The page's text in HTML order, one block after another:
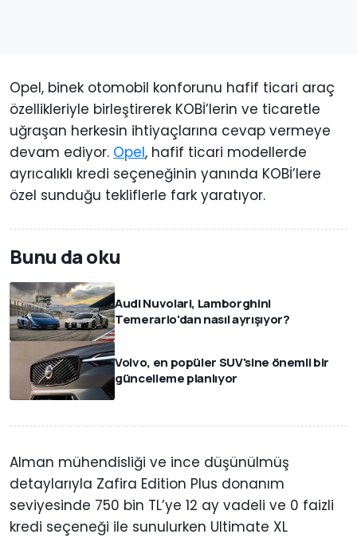
Opel, binek otomobil konforunu hafif ticari araç
özellikleriyle birleştirerek KOBİ’lerin ve ticaretle
uğraşan herkesin ihtiyaçlarına cevap vermeye
devam ediyor. Opel, hafif ticari modellerde
ayrıcalıklı kredi seçeneğinin yanında KOBİ’lere
özel sunduğu tekliflerle fark yaratıyor.
Bunu da oku
Audi Nuvolari, Lamborghini
Temerario'dan nasıl ayrışıyor?
Volvo, en popüler SUV'sine önemli bir
güncelleme planlıyor
Alman mühendisliği ve ince düşünülmüş
detaylarıyla Zafira Edition Plus donanım
seviyesinde 750 bin TL’ye 12 ay vadeli ve 0 faizli
kredi seçeneği ile sunulurken Ultimate XL